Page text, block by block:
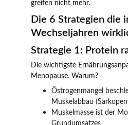
greifen nicht mehr.
Die 6 Strategien die
Wechseljahren
Strategie 1: Protein
Die wichtigste
Menopause. Warum?
Östrogenmangel
Muskelabbau
Muskelmasse ist der
Grundumsatzes